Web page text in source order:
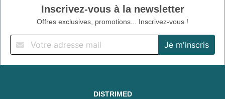
Inscrivez-vous à la newsletter
Offres exclusives, promotions... Inscrivez-vous !
DISTRIMED